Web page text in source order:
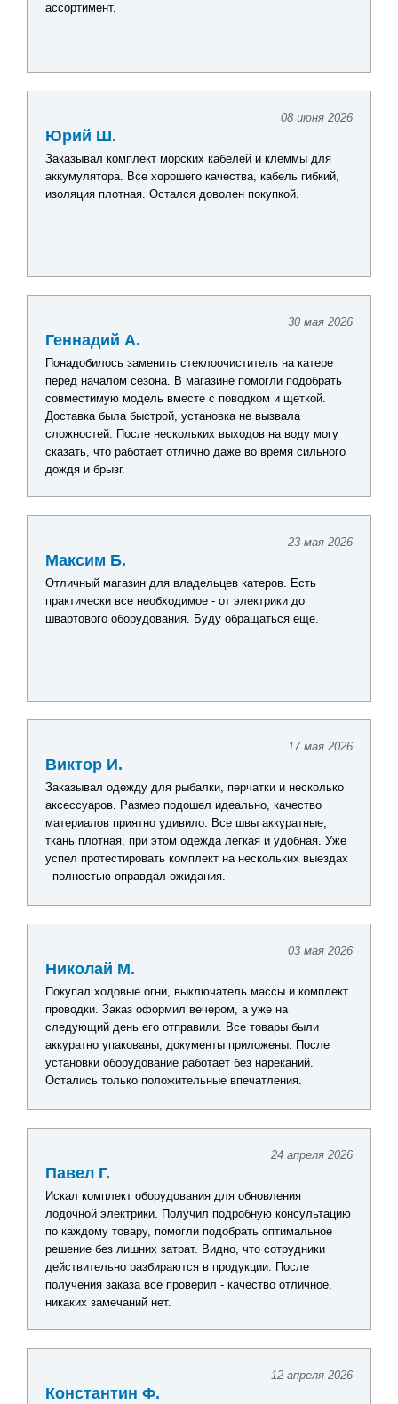
ассортимент.
08 июня 2026
Юрий Ш.
Заказывал комплект морских кабелей и клеммы для
аккумулятора. Все хорошего качества, кабель гибкий,
изоляция плотная. Остался доволен покупкой.
30 мая 2026
Геннадий А.
Понадобилось заменить стеклоочиститель на катере
перед началом сезона. В магазине помогли подобрать
совместимую модель вместе с поводком и щеткой.
Доставка была быстрой, установка не вызвала
сложностей. После нескольких выходов на воду могу
сказать, что работает отлично даже во время сильного
дождя и брызг.
23 мая 2026
Максим Б.
Отличный магазин для владельцев катеров. Есть
практически все необходимое - от электрики до
швартового оборудования. Буду обращаться еще.
17 мая 2026
Виктор И.
Заказывал одежду для рыбалки, перчатки и несколько
аксессуаров. Размер подошел идеально, качество
материалов приятно удивило. Все швы аккуратные,
ткань плотная, при этом одежда легкая и удобная. Уже
успел протестировать комплект на нескольких выездах
- полностью оправдал ожидания.
03 мая 2026
Николай М.
Покупал ходовые огни, выключатель массы и комплект
проводки. Заказ оформил вечером, а уже на
следующий день его отправили. Все товары были
аккуратно упакованы, документы приложены. После
установки оборудование работает без нареканий.
Остались только положительные впечатления.
24 апреля 2026
Павел Г.
Искал комплект оборудования для обновления
лодочной электрики. Получил подробную консультацию
по каждому товару, помогли подобрать оптимальное
решение без лишних затрат. Видно, что сотрудники
действительно разбираются в продукции. После
получения заказа все проверил - качество отличное,
никаких замечаний нет.
12 апреля 2026
Константин Ф.